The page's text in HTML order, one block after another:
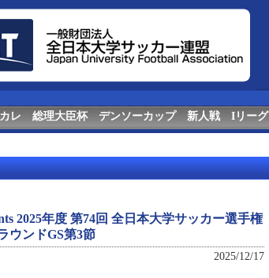
レ 総理大臣杯 デンソーカップ 新人戦 Iリーグ
2025年度 第74回 全日本大学サッカー選手権
ウンドGS第3節
2025/12/17